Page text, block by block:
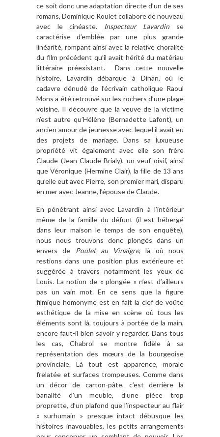
ce soit donc une adaptation directe d’un de ses
romans, Dominique Roulet collabore de nouveau
avec le cinéaste. Inspecteur Lavardinse
caractérise d’emblée par une plus grande
linéarité, rompant ainsi avec la relative choralité
du film précédent qu’il avait hérité du matériau
littéraire préexistant. Dans cette nouvelle
histoire, Lavardin débarque à Dinan, où le
cadavre dénudé de l’écrivain catholique Raoul
Mons a été retrouvé sur les rochers d’une plage
voisine. Il découvre que la veuve de la victime
n’est autre qu’Hélène (Bernadette Lafont), un
ancien amour de jeunesse avec lequel il avait eu
des projets de mariage. Dans sa luxueuse
propriété vit également avec elle son frère
Claude (Jean-Claude Brialy), un veuf oisif, ainsi
que Véronique (Hermine Clair), la ﬁlle de 13 ans
qu’elle eut avec Pierre, son premier mari, disparu
en mer avec Jeanne, l’épouse de Claude.
En pénétrant ainsi avec Lavardin à l’intérieur
même de la famille du défunt (il est hébergé
dans leur maison le temps de son enquête),
nous nous trouvons donc plongés dans un
envers de Poulet au Vinaigre, là où nous
restions dans une position plus extérieure et
suggérée à travers notamment les yeux de
Louis. La notion de « plongée » n’est d’ailleurs
pas un vain mot. En ce sens que la figure
filmique homonyme est en fait la clef de voûte
esthétique de la mise en scène où tous les
éléments sont là, toujours à portée de la main,
encore faut-il bien savoir y regarder. Dans tous
les cas, Chabrol se montre fidèle à sa
représentation des mœurs de la bourgeoise
provinciale. Là tout est apparence, morale
frelatée et surfaces trompeuses. Comme dans
un décor de carton-pâte, c’est derrière la
banalité d’un meuble, d’une pièce trop
proprette, d’un plafond que l’inspecteur au flair
« surhumain » presque intact débusque les
histoires inavouables, les petits arrangements